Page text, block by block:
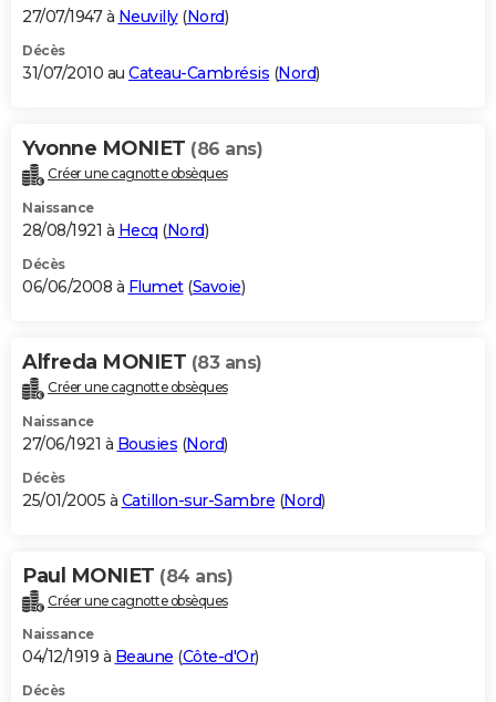
S'inscrire
Se connecter
Lycées
Collèges
Primaires
Universités
Entreprises
Service militaire
Avis de recherche
AVIS DE DÉCÈS
Bricolage
Lifestyle
Culture
Sport
Auto
Television
Voyage
Cinema
27/07/1947 à Neuvilly(Nord)
Décès
31/07/2010 au Cateau-Cambrésis (Nord)
Yvonne MONIET (86 ans)
Créer une cagnotte obsèques
Naissance
28/08/1921 à Hecq (Nord)
Décès
06/06/2008 à Flumet(Savoie)
Alfreda MONIET (83 ans)
Créer une cagnotte obsèques
Naissance
27/06/1921 à Bousies (Nord)
Décès
25/01/2005 à Catillon-sur-Sambre (Nord)
Paul MONIET (84 ans)
Créer une cagnotte obsèques
Naissance
04/12/1919 à Beaune (Côte-d'Or)
Décès